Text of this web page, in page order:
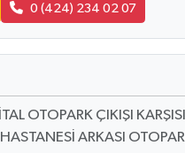
0 (424) 234 02 07
OTOPARK ÇIKIŞI
ARKASI